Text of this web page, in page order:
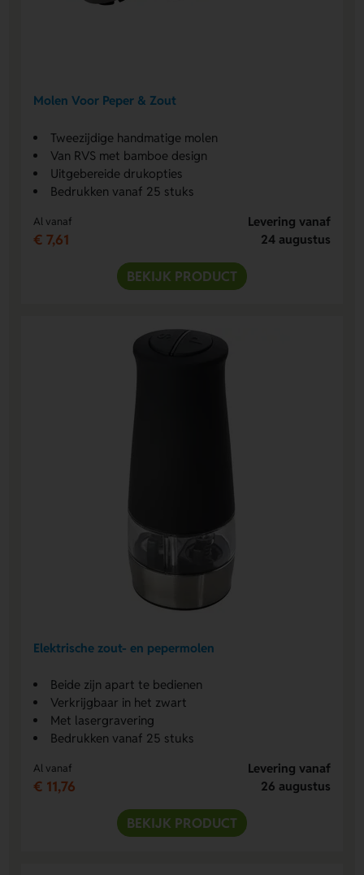
Molen Voor Peper & Zout
Tweezijdige handmatige molen
Van RVS met bamboe design
Uitgebereide drukopties
Bedrukken vanaf 25 stuks
Al vanaf
€ 7,61
Levering vanaf
24 augustus
BEKIJK PRODUCT
Elektrische zout- en pepermolen
Beide zijn apart te bedienen
Verkrijgbaar in het zwart
Met lasergravering
Bedrukken vanaf 25 stuks
Al vanaf
€ 11,76
Levering vanaf
26 augustus
BEKIJK PRODUCT